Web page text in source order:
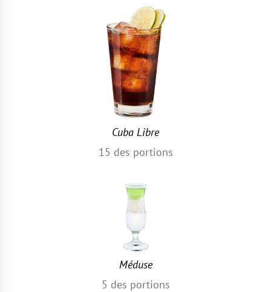
Cuba Libre
15 des portions
Méduse
5 des portions